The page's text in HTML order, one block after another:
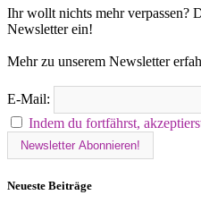
Ihr wollt nichts mehr verpassen?
Newsletter ein!
Mehr zu unserem Newsletter
E-Mail:
Indem du fortfährst,
Neueste Beiträge